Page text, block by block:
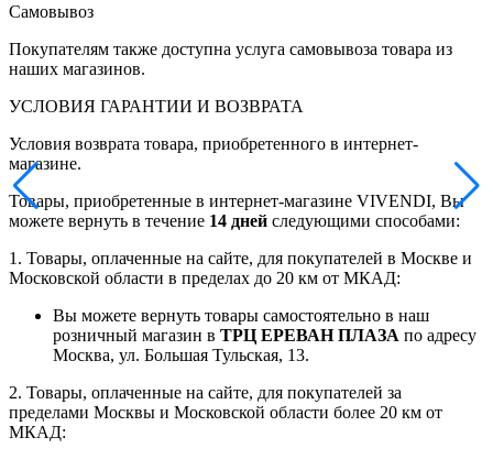
Самовывоз
Покупателям также доступна услуга самовывоза товара из
наших магазинов.
УСЛОВИЯ ГАРАНТИИ И ВОЗВРАТА
Условия возврата товара, приобретенного в интернет-
магазине.
Товары, приобретенные в интернет-магазине VIVENDI, Вы
можете вернуть в течение 14 дней следующими способами:
1. Товары, оплаченные на сайте, для покупателей в Москве и
Московской области в пределах до 20 км от МКАД:
Вы можете вернуть товары самостоятельно в наш
розничный магазин в ТРЦ ЕРЕВАН ПЛАЗА по адресу
Москва, ул. Большая Тульская, 13.
2. Товары, оплаченные на сайте, для покупателей за
пределами Москвы и Московской области более 20 км от
МКАД: